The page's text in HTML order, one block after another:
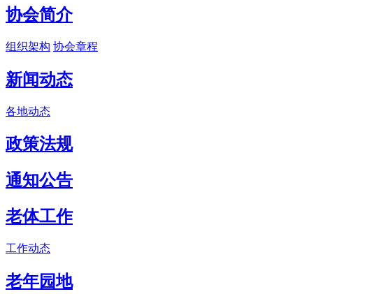
协会简介
组织架构 协会章程
新闻动态
各地动态
政策法规
通知公告
老体工作
工作动态
老年园地